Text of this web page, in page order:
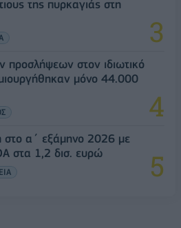
της πυρκαγιάς στη
προσλήψεων στον ιδιωτικό
μόνο 44.000
στο α΄ εξάμηνο 2026 με
στα 1,2 δισ. ευρώ